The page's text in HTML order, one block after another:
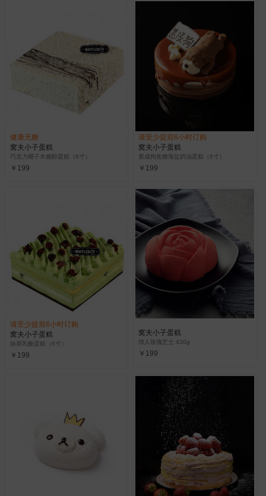
健康无糖
窝夫小子蛋糕
巧克力椰子木糖醇蛋糕（6寸）
￥199
请至少提前6小时订购
窝夫小子蛋糕
累成狗焦糖海盐奶油蛋糕（6寸）
￥199
请至少提前6小时订购
窝夫小子蛋糕
抹茶乳酪蛋糕（6寸）
￥199
窝夫小子蛋糕
情人玫瑰芝士 430g
￥199